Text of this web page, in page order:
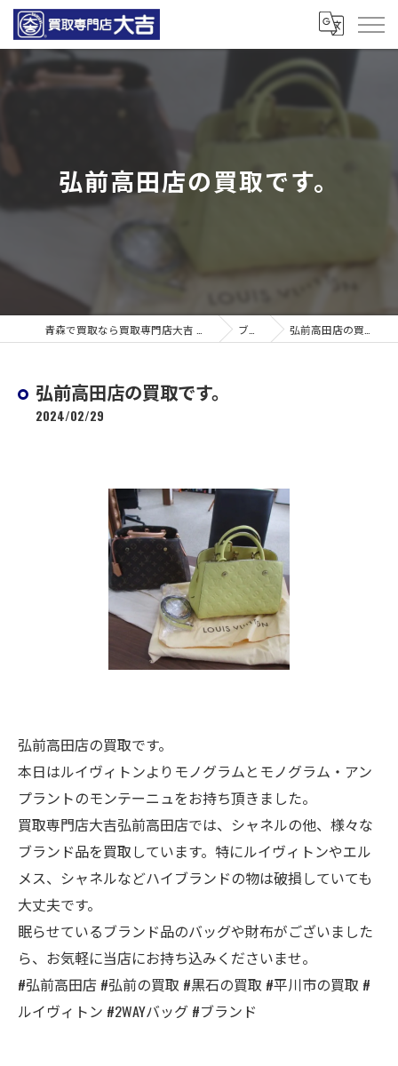
弘前高田店の買取です。
ブログ 弘前高田店の買取です。
弘前高田店の買取です。
2024/02/29
弘前高田店の買取です。
本日はルイヴィトンよりモノグラムとモノグラム・アン
プラントのモンテーニュをお持ち頂きました。
買取専門店大吉弘前高田店では、シャネルの他、様々な
ブランド品を買取しています。特にルイヴィトンやエル
メス、シャネルなどハイブランドの物は破損していても
大丈夫です。
眠らせているブランド品のバッグや財布がございました
ら、お気軽に当店にお持ち込みくださいませ。
#弘前高田店 #弘前の買取 #黒石の買取 #平川市の買取 #
ルイヴィトン #2WAYバッグ #ブランド